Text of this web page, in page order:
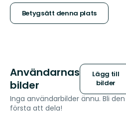
stjärnor
Betygsätt denna plats
Användarnas
bilder
Lägg till
bilder
Inga användarbilder ännu. Bli den
första att dela!